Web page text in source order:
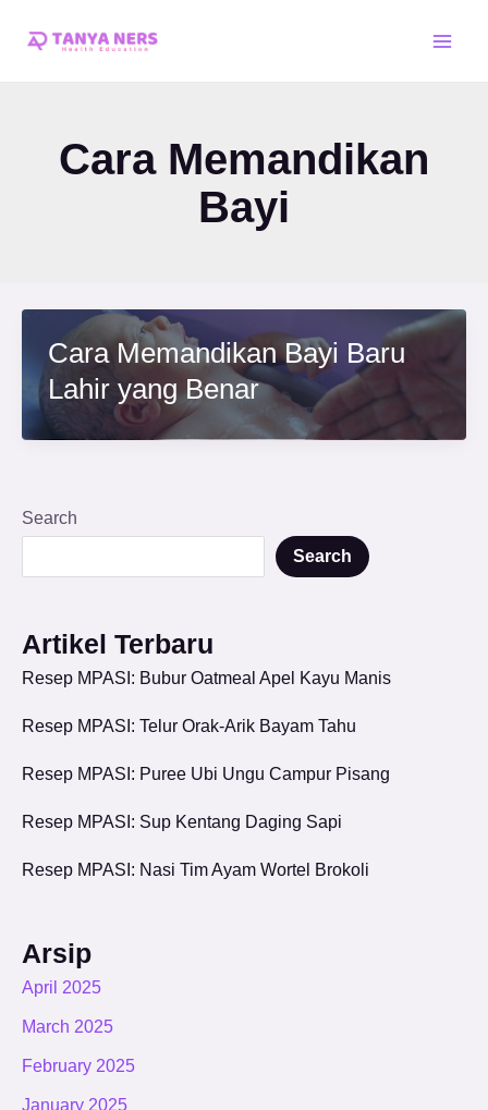
Cara Memandikan
Bayi
Cara Memandikan Bayi Baru
Lahir yang Benar
Search
Search
Artikel Terbaru
Resep MPASI: Bubur Oatmeal Apel Kayu Manis
Resep MPASI: Telur Orak-Arik Bayam Tahu
Resep MPASI: Puree Ubi Ungu Campur Pisang
Resep MPASI: Sup Kentang Daging Sapi
Resep MPASI: Nasi Tim Ayam Wortel Brokoli
Arsip
April 2025
March 2025
February 2025
January 2025